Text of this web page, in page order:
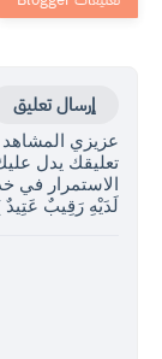
إرسال تعليق
عزيزي المشاهد
تعليقك يدل
الاستمرار في
لَدَيْهِ رَقِيبٌ عَتِيدٌ